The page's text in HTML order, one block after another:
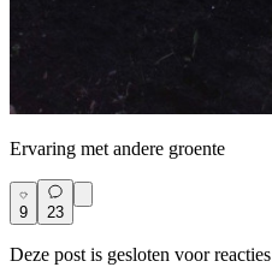
Ervaring met andere groente
9 23
Deze post is gesloten voor reacties